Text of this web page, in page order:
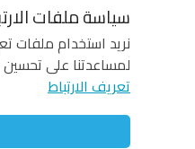
سياسة ملفات الارتباط
نريد استخدام ملفات تعريف
لمساعدتنا على تحسين
تعريف الارتباط